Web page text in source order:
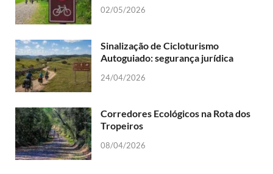
02/05/2026
Sinalização de Cicloturismo
Autoguiado: segurança jurídica
24/04/2026
Corredores Ecológicos na Rota dos
Tropeiros
08/04/2026